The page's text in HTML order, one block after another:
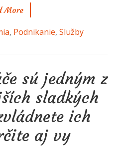
More
, Podnikanie, Služby
sú jedným z
sladkých
ich
aj vy